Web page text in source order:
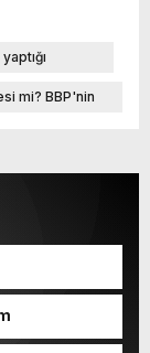
mi? BBP'nin